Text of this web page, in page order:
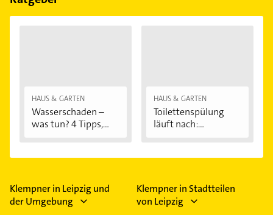
HAUS & GARTEN
Wasserschaden –
was tun? 4 Tipps,...
HAUS & GARTEN
Toilettenspülung
läuft nach:...
Klempner in Leipzig und
der Umgebung
Klempner in Stadtteilen
von Leipzig